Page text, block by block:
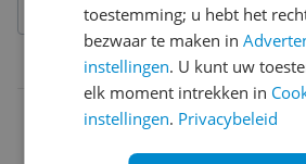
Belangrijkste
Toerental
toestemming; u hebt het
bezwaar te maken in
instellingen. U kunt uw
elk moment intrekken in
instellingen. Privacybeleid